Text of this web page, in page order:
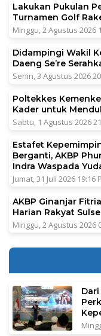
Lakukan Pukulan
Turnamen Golf
Minggu, 2 Agustus 2026
Didampingi Wakil
Daeng Se’re
Senin, 3 Agustus 2026
Poltekkes
Kader untuk
Sabtu, 1 Agustus 2026
Estafet
Berganti, AKBP
Indra Waspada
Jumat, 31 Juli 2026 19:16
AKBP Ginanjar
Harian Rakyat
Minggu, 2 Agustus 2026